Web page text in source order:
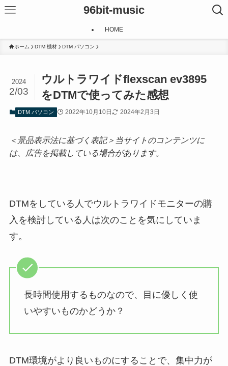
96bit-music
HOME
ホーム DTM 機材 DTM パソコン
ウルトラワイドflexscan ev3895
をDTMで使ってみた感想
2024
2/03
DTM パソコン 2022年10月10日 2024年2月3日
＜景品表示法に基づく表記＞当サイトのコンテンツに
は、広告を掲載している場合があります。
DTMをしている人でウルトラワイドモニターの購
入を検討している人は次のことを気にしていま
す。
長時間使用するものなので、目に優しく使
いやすいものかどうか？
DTM環境がより良いものにすることで、集中力が